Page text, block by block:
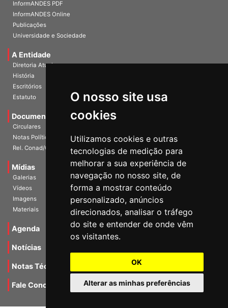
O nosso site usa
cookies
Utilizamos cookies e outras
tecnologias de medição para
melhorar a sua experiência de
navegação no nosso site, de
forma a mostrar conteúdo
personalizado, anúncios
direcionados, analisar o tráfego
do site e entender de onde vêm
os visitantes.
OK
Alterar as minhas preferências
InformANDES PDF
InformANDES Online
Publicações
Universidade e Sociedade
A Entidade
Diretoria Atual
História
Escritórios
Estatuto
Documentos
Circulares
Notas Políticas
Rel. Conad/Congresso
Mídias
Galerias
Vídeos
Imagens
Materiais
Agenda
Notícias
Notas Técnicas
Fale Conocsco